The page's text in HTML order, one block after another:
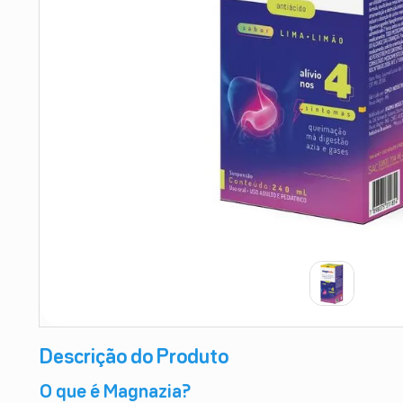
Descrição do Produto
O que é Magnazia?
9º esmalte
10ºabsorvente